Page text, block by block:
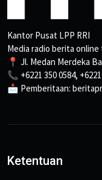
Kantor Pusat LPP RRI
Media radio berita online
📍 Jl. Medan Merdeka
📞 +6221 350 0584,
📩 Pemberitaan:
Ketentuan